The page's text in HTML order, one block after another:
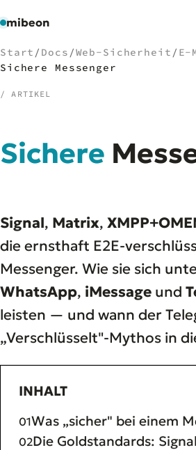
mibeon
01 Start
05Docs
06Tools
07Welten
Start / Docs /Web-Sicherheit / E-
Sichere Messenger
/ ARTIKEL
Sichere
Signal, Matrix,
die ernsthaft E2E-
Messenger. Wie sie sich
WhatsApp, iMessage und
leisten — und wann der
„Verschlüsselt"-Mythos in
INHALT
Was „sicher" bei einem
Die Goldstandards: